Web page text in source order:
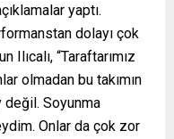
yaptı.
dolayı çok
“Taraftarımız
olmadan bu takımın
değil. Soyunma
Onlar da çok zor